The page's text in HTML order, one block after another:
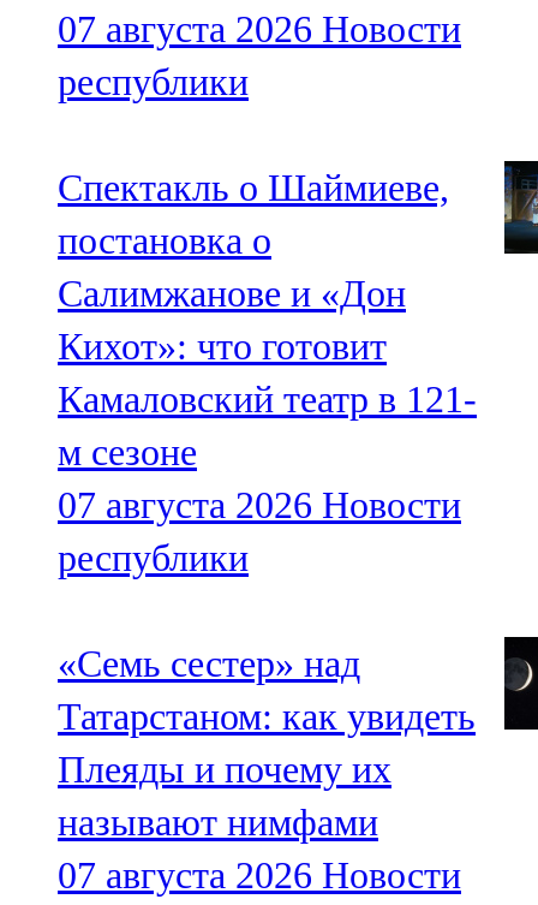
07 августа 2026 Новости
республики
Спектакль о Шаймиеве,
постановка о
Салимжанове и «Дон
Кихот»: что готовит
Камаловский театр в 121-
м сезоне
07 августа 2026 Новости
республики
«Семь сестер» над
Татарстаном: как увидеть
Плеяды и почему их
называют нимфами
07 августа 2026 Новости